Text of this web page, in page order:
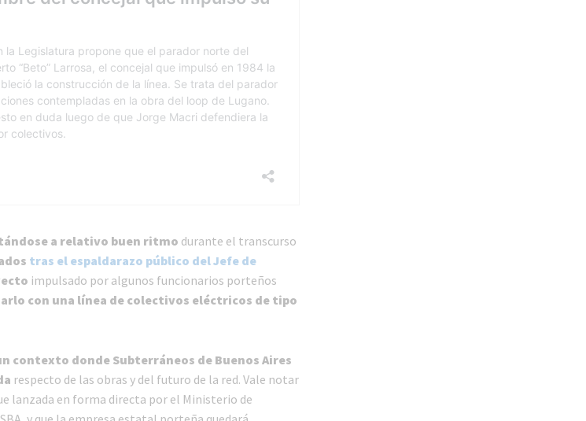
a relativo buen ritmo durante el transcurso
tras el espaldarazo público del Jefe de
impulsado por algunos funcionarios porteños
con una línea de colectivos eléctricos de tipo
contexto donde Subterráneos de Buenos Aires
respecto de las obras y del futuro de la red. Vale notar
lanzada en forma directa por el Ministerio de